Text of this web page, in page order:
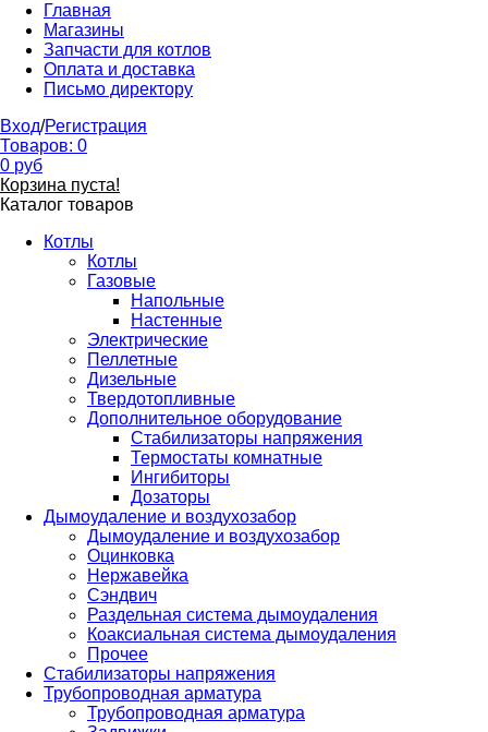
Главная
Магазины
Запчасти для котлов
Оплата и доставка
Письмо директору
Вход/Регистрация
Товаров: 0
0 руб
Корзина пуста!
Каталог товаров
Котлы
Котлы
Газовые
Напольные
Настенные
Электрические
Пеллетные
Дизельные
Твердотопливные
Дополнительное оборудование
Стабилизаторы напряжения
Термостаты комнатные
Ингибиторы
Дозаторы
Дымоудаление и воздухозабор
Дымоудаление и воздухозабор
Оцинковка
Нержавейка
Сэндвич
Раздельная система дымоудаления
Коаксиальная система дымоудаления
Прочее
Стабилизаторы напряжения
Трубопроводная арматура
Трубопроводная арматура